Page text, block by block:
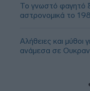
Το γνωστό φαγητό
αστρονομικά το
Αλήθειες και μύθοι
ανάμεσα σε